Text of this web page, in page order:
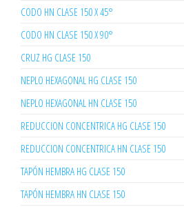
CODO HN CLASE 150 X 45°
CODO HN CLASE 150 X 90°
CRUZ HG CLASE 150
NEPLO HEXAGONAL HG CLASE 150
NEPLO HEXAGONAL HN CLASE 150
REDUCCION CONCENTRICA HG CLASE 150
REDUCCION CONCENTRICA HN CLASE 150
TAPÓN HEMBRA HG CLASE 150
TAPÓN HEMBRA HN CLASE 150